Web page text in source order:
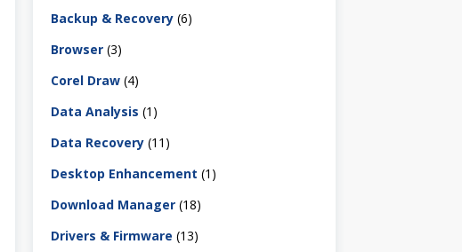
Backup & Recovery (6)
Browser (3)
Corel Draw (4)
Data Analysis (1)
Data Recovery (11)
Desktop Enhancement (1)
Download Manager (18)
Drivers & Firmware (13)